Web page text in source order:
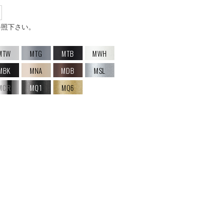
下さい。
MTG MTB
MWH
MNA MDB
MSL
MQ1 MQ6